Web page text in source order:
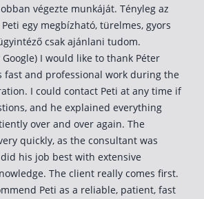
végezte munkáját. Tényleg az
egy megbízható, türelmes, gyors
csak ajánlani tudom.
I would like to thank Péter
fast and professional work during the
I could contact Peti at any time if
and he explained everything
over and over again. The
quickly, as the consultant was
his job best with extensive
The client really comes first.
Peti as a reliable, patient, fast